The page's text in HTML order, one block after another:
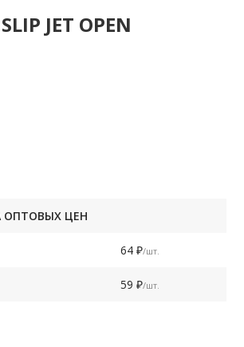
JET OPEN
ОПТОВЫХ ЦЕН
64 ₽/шт.
59 ₽/шт.